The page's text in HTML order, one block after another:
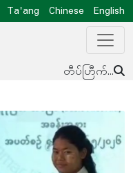
Ta'ang Chinese
English
တီပ်ဟြီက်...